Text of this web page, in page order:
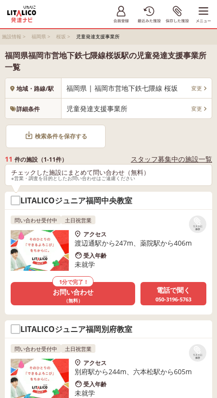
施設情報 > 福岡県 > 桜坂 > 児童発達支援事業所
福岡県福岡市営地下鉄七隈線桜坂駅の児童発達支援事業所
一覧
地域・路線/駅 福岡県 | 福岡市営地下鉄七隈線 桜坂 変更
詳細条件 児童発達支援事業所 変更
検索条件を保存する
11 件の施設（1-11件） スタッフ募集中の施設一覧
チェックした施設にまとめて問い合わせ（無料）
※営業・調査を目的としたお問い合わせはご遠慮ください
LITALICOジュニア福岡中央教室
リストに
保存
問い合わせ受付中 土日祝営業
アクセス
渡辺通駅から247m、薬院駅から406m
受入年齢
未就学
1分で完了！
お問い合わせ
（無料）
電話で聞く
050-3196-5763
LITALICOジュニア福岡別府教室
リストに
保存
問い合わせ受付中 土日祝営業
アクセス
別府駅から244m、六本松駅から605m
受入年齢
未就学